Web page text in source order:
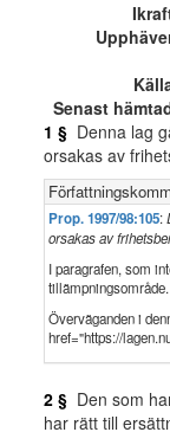
Senast
1 § Denna lag
orsakas av
Prop. 1997/98:105:
orsakas av
I paragrafen, som
Överväganden i
href="https://
2 § Den som
har rätt till